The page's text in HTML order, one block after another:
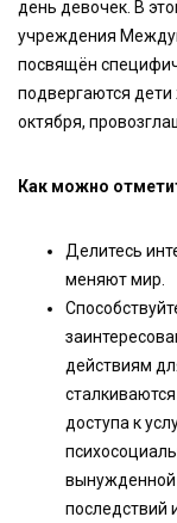
день девочек. В
учреждения
посвящён
подвергаются
октября,
Как можно
Делитесь
меняют мир.
действиям
доступа к
вынужденной
последствий